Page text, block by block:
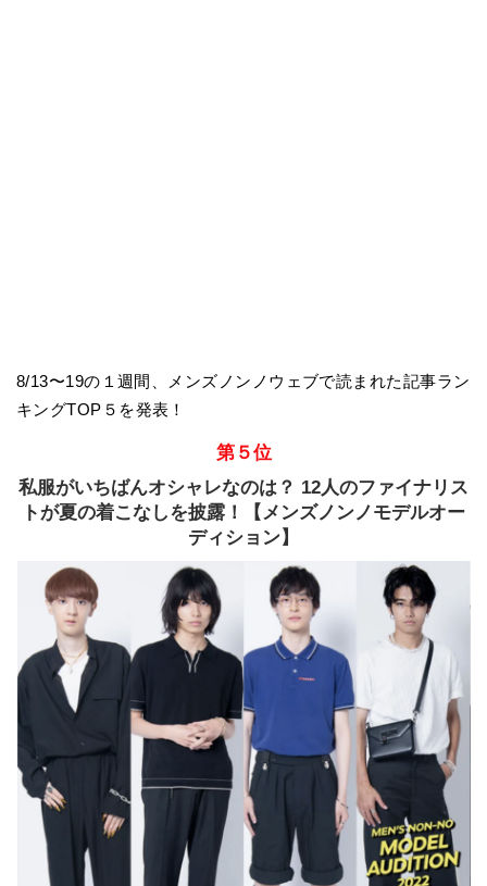
8/13〜19の１週間、メンズノンノウェブで読まれた記事ラン
キングTOP５を発表！
第５位
私服がいちばんオシャレなのは？ 12人のファイナリス
トが夏の着こなしを披露！【メンズノンノモデルオー
ディション】